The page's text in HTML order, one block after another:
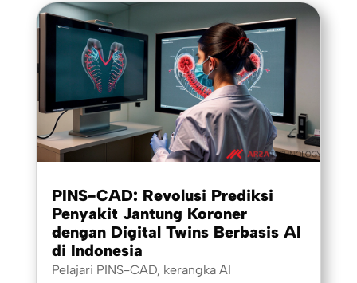
PINS-CAD: Revolusi Prediksi
Penyakit Jantung Koroner
dengan Digital Twins Berbasis AI
di Indonesia
Pelajari PINS-CAD, kerangka AI